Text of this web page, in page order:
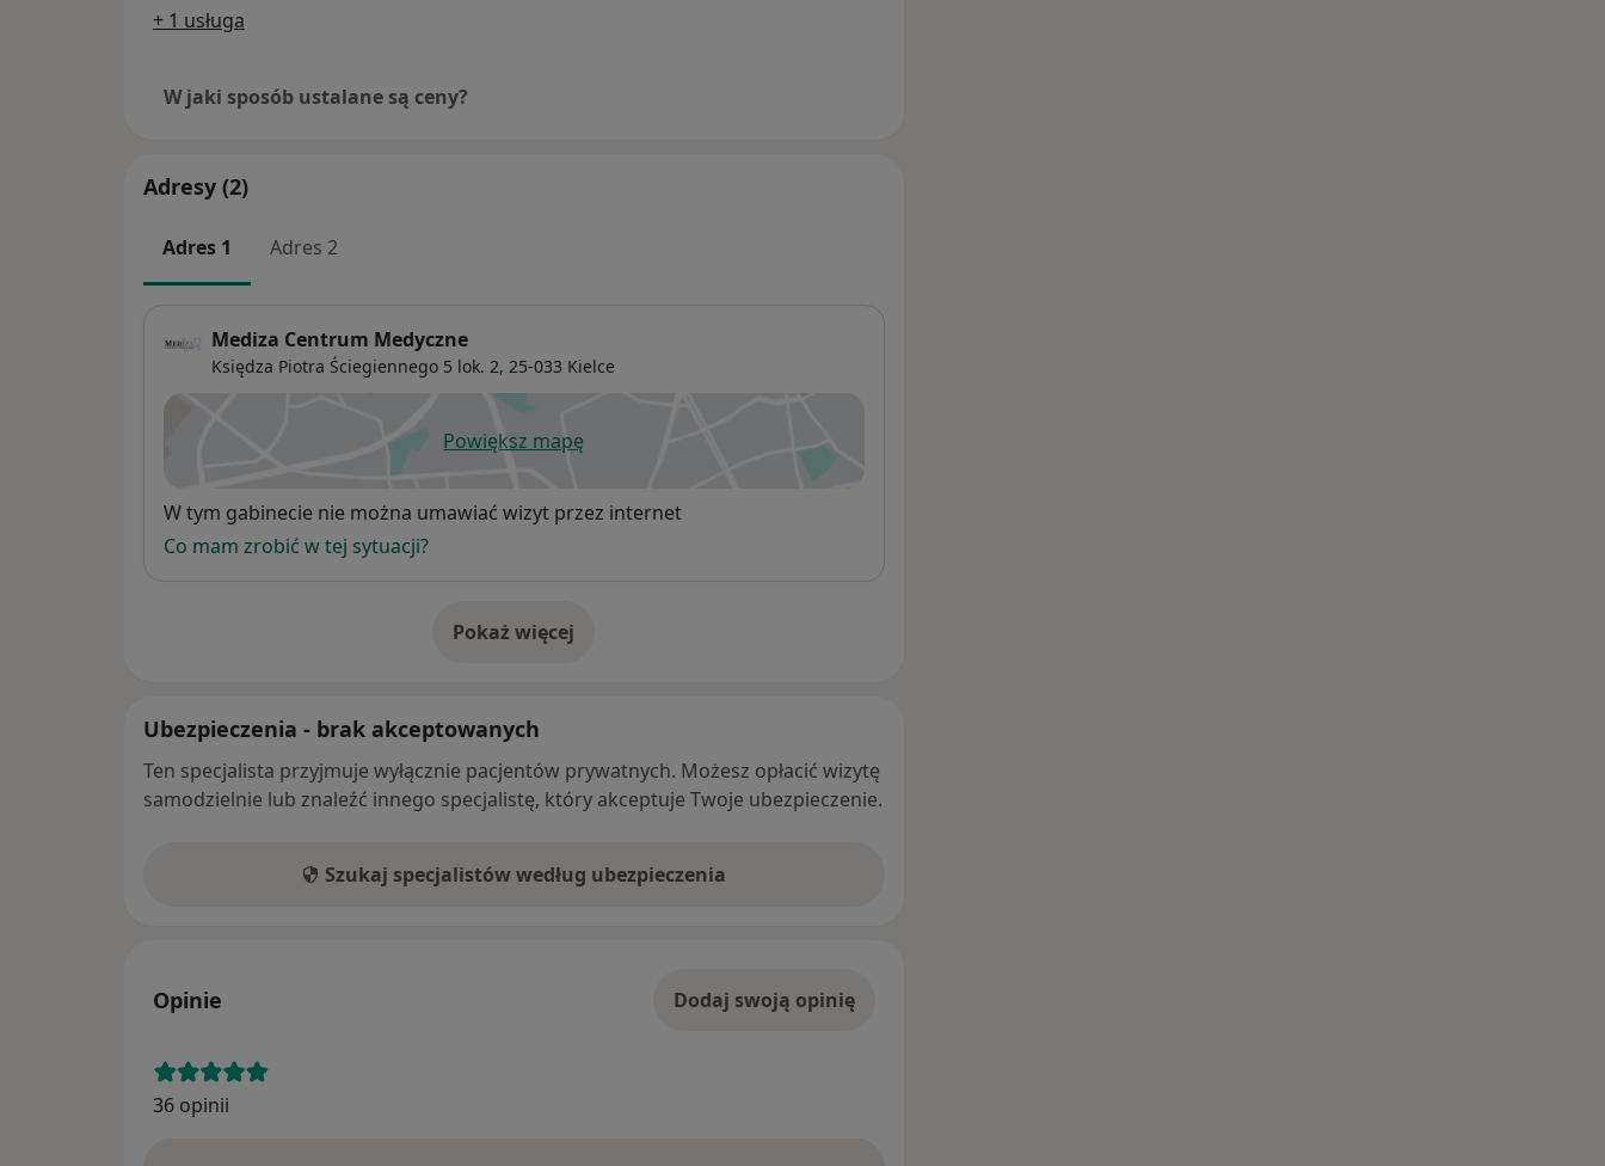
+ 1 usługa
W jaki sposób ustalane są ceny?
Adresy (2)
Adres 1 Adres 2
Mediza Centrum Medyczne
Księdza Piotra Ściegiennego 5 lok. 2, 25-033 Kielce
Powiększ mapęotwiera się w nowej karcie
Dostępność
W tym gabinecie nie można umawiać wizyt przez internet
Co mam zrobić w tej sytuacji?
Pokaż więcej
o adresie
Ubezpieczenia - brak akceptowanych
Ten specjalista przyjmuje wyłącznie pacjentów prywatnych. Możesz opłacić wizytę
samodzielnie lub znaleźć innego specjalistę, który akceptuje Twoje ubezpieczenie.
Szukaj specjalistów według ubezpieczenia
Opinie Dodaj swoją opinię
36 opinii